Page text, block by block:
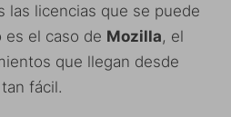
las licencias que se puede
es el caso de Mozilla, el
que llegan desde
fácil.